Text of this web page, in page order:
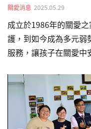
關愛消息 2025.05.29
成立於1986年的關愛
護，到如今成為多元弱
服務，讓孩子在關愛
社會對於東南亞移工
印象或歧視需要被打
【教育行動家】已於
創辦人楊婕妤，歡迎